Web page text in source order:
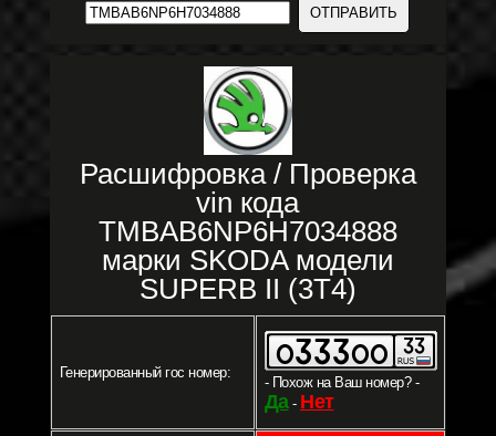
Расшифровка / Проверка
vin кода
TMBAB6NP6H7034888
марки SKODA модели
SUPERB II (3T4)
Генерированный гос номер:
- Похож на Ваш номер? -
Да- Нет